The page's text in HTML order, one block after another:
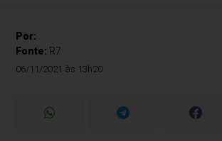
Por:
Fonte: R7
06/11/2021 às 13h20